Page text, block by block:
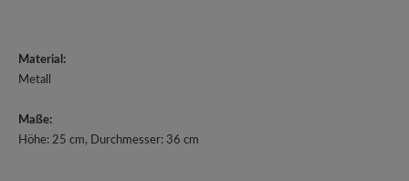
Material:
Metall
Maße:
Höhe: 25 cm, Durchmesser: 36 cm